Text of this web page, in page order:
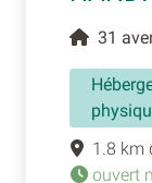
31
1.8 km
ouvert